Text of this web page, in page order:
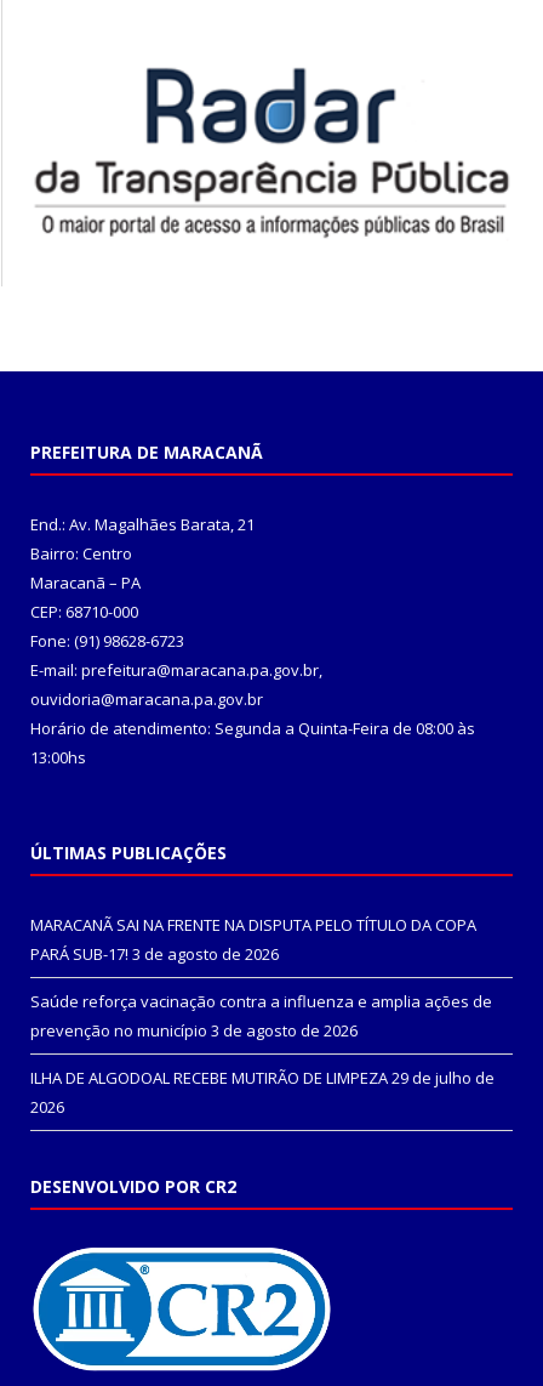
PREFEITURA DE MARACANÃ
End.: Av. Magalhães Barata, 21
Bairro: Centro
Maracanã – PA
CEP: 68710-000
Fone: (91) 98628-6723
E-mail: prefeitura@maracana.pa.gov.br,
ouvidoria@maracana.pa.gov.br
Horário de atendimento: Segunda a Quinta-Feira de 08:00 às
13:00hs
ÚLTIMAS PUBLICAÇÕES
MARACANÃ SAI NA FRENTE NA DISPUTA PELO TÍTULO DA COPA
PARÁ SUB-17! 3 de agosto de 2026
Saúde reforça vacinação contra a influenza e amplia ações de
prevenção no município 3 de agosto de 2026
ILHA DE ALGODOAL RECEBE MUTIRÃO DE LIMPEZA29 de julho de
2026
DESENVOLVIDO POR CR2